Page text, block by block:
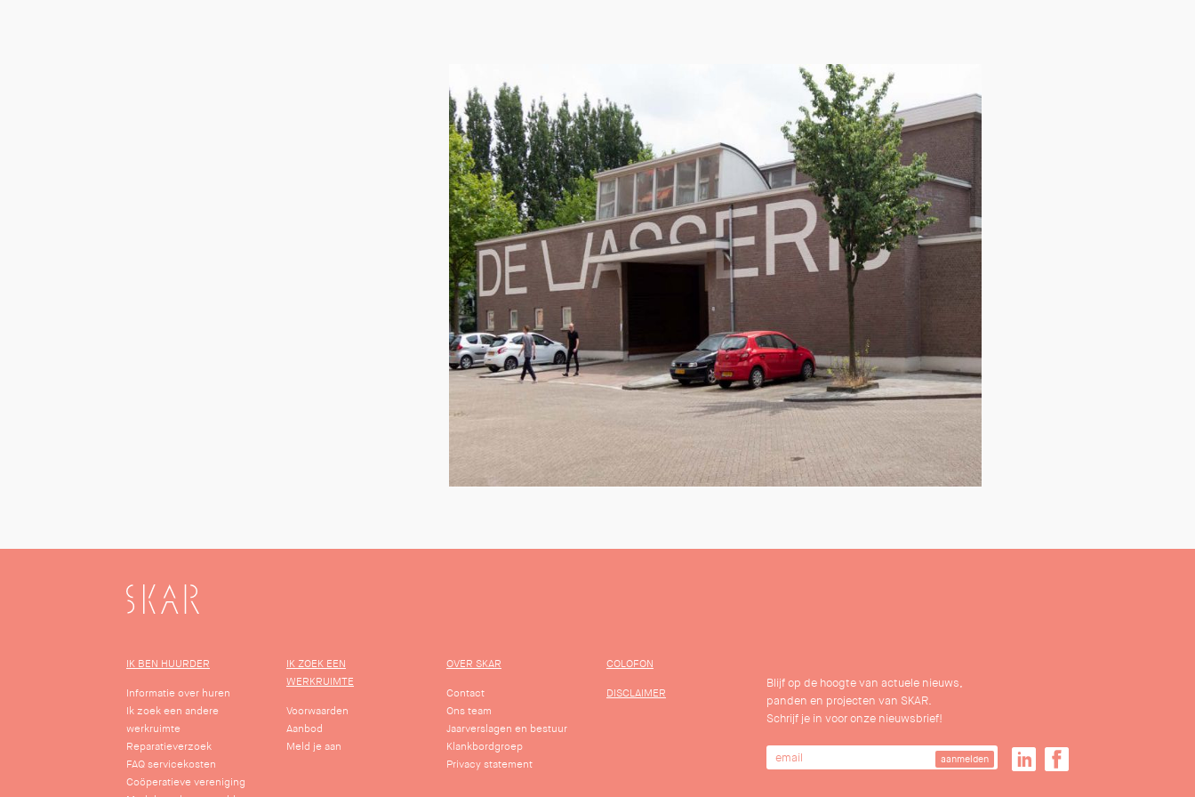
SKAR
IK BEN HUURDER
Informatie over huren
Ik zoek een andere
werkruimte
Reparatieverzoek
FAQ servicekosten
Coöperatieve vereniging
IK ZOEK EEN
WERKRUIMTE
Voorwaarden
Aanbod
Meld je aan
OVER SKAR
Contact
Ons team
Jaarverslagen en bestuur
Klankbordgroep
Privacy statement
COLOFON
DISCLAIMER
Blijf op de hoogte van actuele nieuws,
panden en projecten van SKAR.
Schrijf je in voor onze nieuwsbrief!